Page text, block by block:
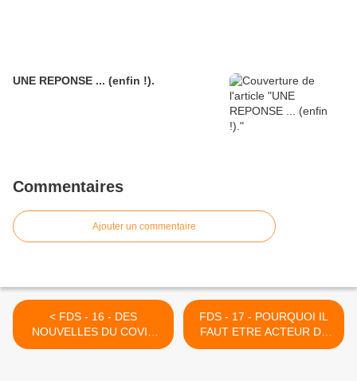
UNE REPONSE ... (enfin !).
Commentaires
Ajouter un commentaire
< FDS - 16 - DES
NOUVELLES DU COVID
19.
FDS - 17 - POURQUOI IL
FAUT ETRE ACTEUR DE
SA SANTE. >